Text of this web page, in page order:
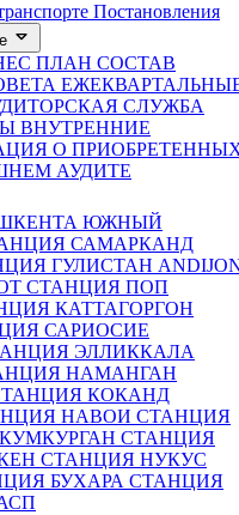
Постановления
ПЛАН СОСТАВ
СЛУЖБА
ВНУТРЕННИЕ
О
АУДИТЕ
ЮЖНЫЙ
САМАРКАНД
ГУЛИСТАН
СТАНЦИЯ ПОП
КАТТАГОРГОН
САРИОСИЕ
ЭЛЛИККАЛА
НАМАНГАН
КОКАНД
НАВОИ СТАНЦИЯ
СТАНЦИЯ
СТАНЦИЯ НУКУС
БУХАРА СТАНЦИЯ